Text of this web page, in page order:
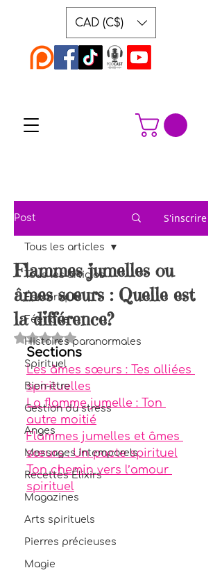
CAD (C$)
Post S'inscrire
Tous les articles
Ésotérique
Féerique
Histoires paranormales
Spirituel
Bien-être
Gestion du stress
Anges
Messages intemporels
Recettes Élixirs
Magazines
Arts spirituels
Pierres précieuses
Magie
Tous les articles
Flammes jumelles ou
âmes sœurs : Quelle est
la différence?
Noté NaN étoiles sur 5.
Sections
Les âmes sœurs : Tes alliées
spirituelles
La flamme jumelle : Ton
autre moitié
Flammes jumelles et âmes
sœurs : Un pacte spirituel
Ton chemin vers l’amour
spirituel